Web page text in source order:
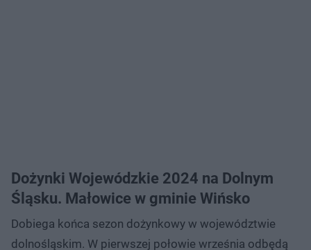
Dożynki Wojewódzkie 2024 na Dolnym
Śląsku. Małowice w gminie Wińsko
Dobiega końca sezon dożynkowy w województwie
dolnośląskim. W pierwszej połowie września odbędą